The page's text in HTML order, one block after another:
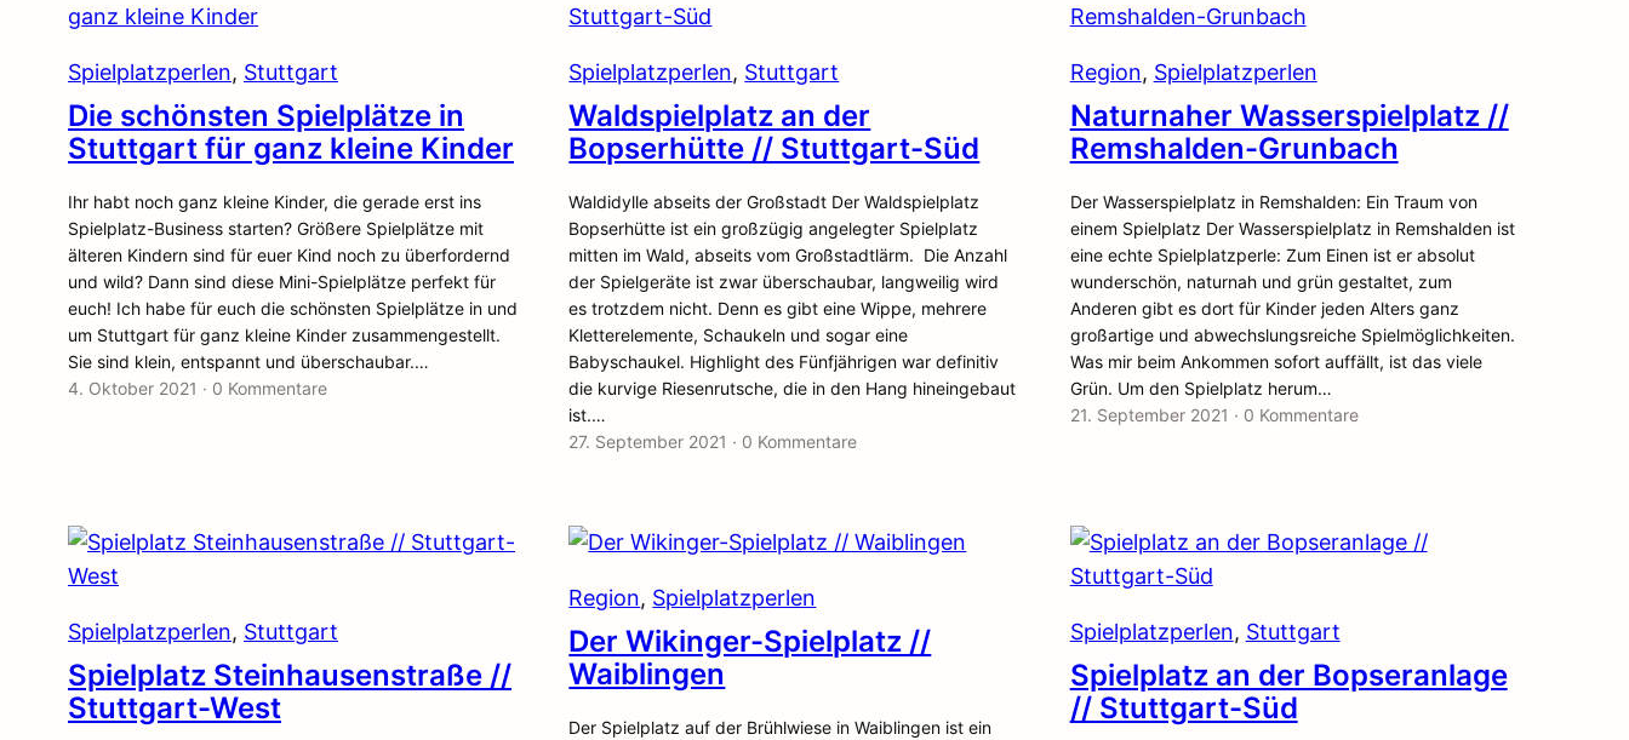
Spielplatzperlen, Stuttgart
Die schönsten Spielplätze in
Stuttgart für ganz kleine Kinder
Ihr habt noch ganz kleine Kinder, die gerade erst ins
Spielplatz-Business starten? Größere Spielplätze mit
älteren Kindern sind für euer Kind noch zu überfordernd
und wild? Dann sind diese Mini-Spielplätze perfekt für
euch! Ich habe für euch die schönsten Spielplätze in und
um Stuttgart für ganz kleine Kinder zusammengestellt.
Sie sind klein, entspannt und überschaubar.…
4. Oktober 2021 · 0 Kommentare
Spielplatzperlen, Stuttgart
Waldspielplatz an der
Bopserhütte // Stuttgart-Süd
Waldidylle abseits der Großstadt Der Waldspielplatz
Bopserhütte ist ein großzügig angelegter Spielplatz
mitten im Wald, abseits vom Großstadtlärm. Die Anzahl
der Spielgeräte ist zwar überschaubar, langweilig wird
es trotzdem nicht. Denn es gibt eine Wippe, mehrere
Kletterelemente, Schaukeln und sogar eine
Babyschaukel. Highlight des Fünfjährigen war definitiv
die kurvige Riesenrutsche, die in den Hang hineingebaut
ist.…
27. September 2021 · 0 Kommentare
Region, Spielplatzperlen
Naturnaher Wasserspielplatz //
Remshalden-Grunbach
Der Wasserspielplatz in Remshalden: Ein Traum von
einem Spielplatz Der Wasserspielplatz in Remshalden ist
eine echte Spielplatzperle: Zum Einen ist er absolut
wunderschön, naturnah und grün gestaltet, zum
Anderen gibt es dort für Kinder jeden Alters ganz
großartige und abwechslungsreiche Spielmöglichkeiten.
Was mir beim Ankommen sofort auffällt, ist das viele
Grün. Um den Spielplatz herum…
21. September 2021 · 0 Kommentare
Spielplatzperlen, Stuttgart
Spielplatz Steinhausenstraße //
Stuttgart-West
Region, Spielplatzperlen
Der Wikinger-Spielplatz //
Waiblingen
Der Spielplatz auf der Brühlwiese in Waiblingen ist ein
Spielplatzperlen, Stuttgart
Spielplatz an der Bopseranlage
// Stuttgart-Süd